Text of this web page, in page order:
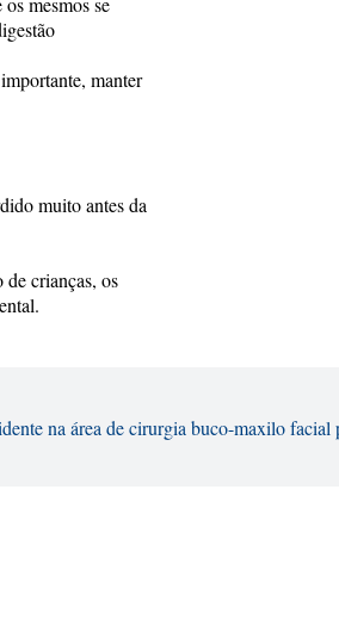
manter
muito antes da
de crianças, os
na área de cirurgia buco-maxilo facial